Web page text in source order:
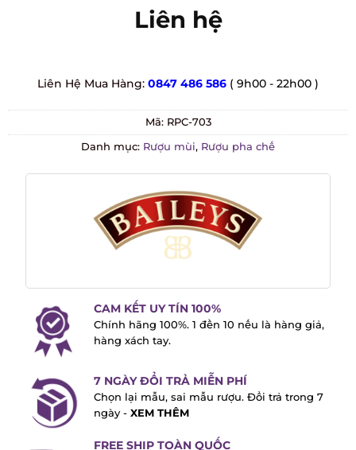
Liên hệ
Liên Hệ Mua Hàng:0847 486 586 ( 9h00 - 22h00 )
Mã:RPC-703
Danh mục:Rượu mùi,Rượu pha chế
CAM KẾT UY TÍN 100%
Chính hãng 100%. 1 đền 10 nếu là hàng
giả, hàng xách tay.
7 NGÀY ĐỔI TRẢ MIỄN PHÍ
Chọn lại mẫu, sai mẫu rượu. Đổi trả trong
7 ngày -XEM THÊM
FREE SHIP TOÀN QUỐC